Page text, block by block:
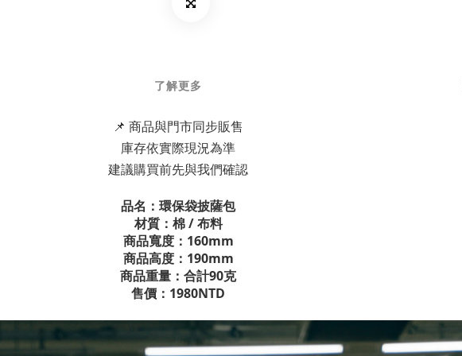
了解更多
📌 商品與門市同步販售
庫存依實際現況為準
建議購買前先與我們確認
品名：環保袋披薩包
材質：棉 / 布料
商品寬度：160mm
商品高度：190mm
商品重量：合計90克
售價：1980NTD